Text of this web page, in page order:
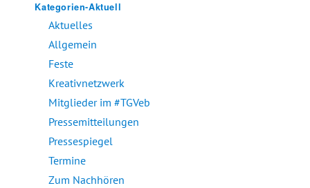
Kategorien-Aktuell
Aktuelles
Allgemein
Feste
Kreativnetzwerk
Mitglieder im #TGVeb
Pressemitteilungen
Pressespiegel
Termine
Zum Nachhören